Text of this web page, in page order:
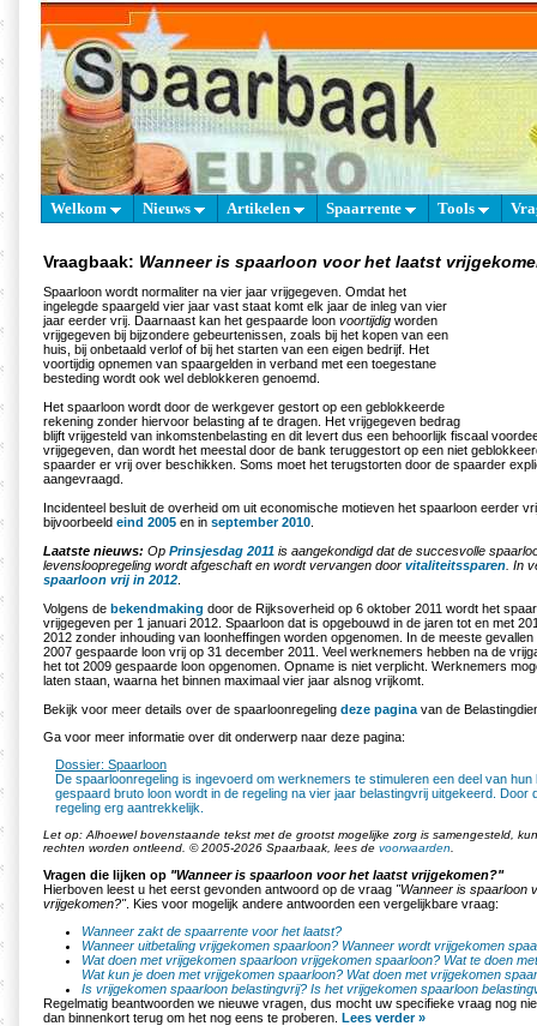
Welkom Nieuws Artikelen Spaarrente Tools
Vraagbaak: Wanneer is spaarloon voor het laatst
Spaarloon wordt normaliter na vier jaar vrijgegeven. Omdat het
ingelegde spaargeld vier jaar vast staat komt elk jaar de inleg van vier
jaar eerder vrij. Daarnaast kan het gespaarde loon voortijdig worden
vrijgegeven bij bijzondere gebeurtenissen, zoals bij het kopen van een
huis, bij onbetaald verlof of bij het starten van een eigen bedrijf. Het
voortijdig opnemen van spaargelden in verband met een toegestane
besteding wordt ook wel deblokkeren genoemd.
Het spaarloon wordt door de werkgever gestort op een geblokkeerde
rekening zonder hiervoor belasting af te dragen. Het vrijgegeven bedrag
blijft vrijgesteld van inkomstenbelasting en dit levert dus een behoorlijk fiscaal
vrijgegeven, dan wordt het meestal door de bank teruggestort op een niet
spaarder er vrij over beschikken. Soms moet het terugstorten door de spaarder
aangevraagd.
Incidenteel besluit de overheid om uit economische motieven het spaarloon eerder
bijvoorbeeld eind 2005 en in september 2010
Laatste nieuws: Op Prinsjesdag 2011 is aangekondigd dat de succesvolle
levensloopregeling wordt afgeschaft en wordt vervangen door vitaliteitssparen . In
spaarloon vrij in 2012
Volgens de bekendmaking door de Rijksoverheid op 6 oktober 2011 wordt het
vrijgegeven per 1 januari 2012. Spaarloon dat is opgebouwd in de jaren tot en met
2012 zonder inhouding van loonheffingen worden opgenomen. In de meeste
2007 gespaarde loon vrij op 31 december 2011. Veel werknemers hebben na de
het tot 2009 gespaarde loon opgenomen. Opname is niet verplicht. Werknemers
laten staan, waarna het binnen maximaal vier jaar alsnog vrijkomt.
Bekijk voor meer details over de spaarloonregeling deze pagina van de
Ga voor meer informatie over dit onderwerp naar deze pagina:
Dossier: Spaarloon
De spaarloonregeling is ingevoerd om werknemers te stimuleren een deel van hun
gespaard bruto loon wordt in de regeling na vier jaar belastingvrij uitgekeerd. Door
regeling erg aantrekkelijk.
Let op: Alhoewel bovenstaande tekst met de grootst mogelijke zorg is samengesteld,
rechten worden ontleend. © 2005-2026 Spaarbaak, lees de voorwaarden
Vragen die lijken op "Wanneer is spaarloon voor het laatst vrijgekomen?"
Hierboven leest u het eerst gevonden antwoord op de vraag "Wanneer is spaarloon
vrijgekomen?". Kies voor mogelijk andere antwoorden een vergelijkbare vraag:
Wanneer zakt de spaarrente voor het laatst?
Wanneer uitbetaling vrijgekomen spaarloon? Wanneer wordt vrijgekomen
Wat doen met vrijgekomen spaarloon vrijgekomen spaarloon? Wat te doen
Wat kun je doen met vrijgekomen spaarloon? Wat doen met vrijgekomen
Is vrijgekomen spaarloon belastingvrij? Is het vrijgekomen spaarloon
Regelmatig beantwoorden we nieuwe vragen, dus mocht uw specifieke vraag nog
dan binnenkort terug om het nog eens te proberen. Lees verder »